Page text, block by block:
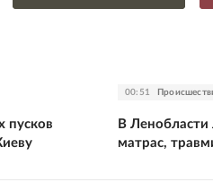
пусков
00:51
В Ленобласти
матрас,